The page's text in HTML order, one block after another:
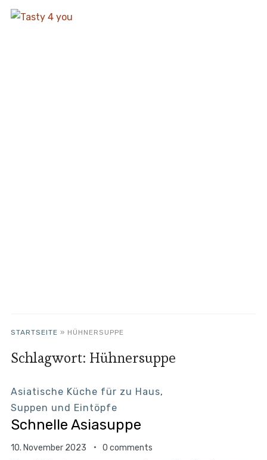
STARTSEITE » HÜHNERSUPPE
Schlagwort: Hühnersuppe
Asiatische Küche für zu Haus,
Suppen und Eintöpfe
Schnelle Asiasuppe
10. November 2023 0 comments